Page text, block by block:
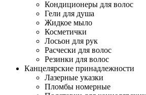
Кондиционеры для волос
Гели для душа
Жидкое мыло
Косметички
Лосьон для рук
Расчески для волос
Резинки для волос
Канцелярские принадлежности
Лазерные указки
Пломбы номерные